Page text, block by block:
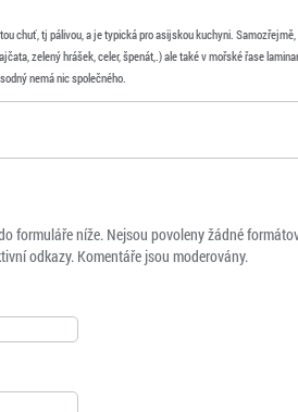
chuť, tj pálivou, a je typická pro asijskou kuchyni.
zelený hrášek, celer, špenát,.) ale také v mořské řase
nemá nic společného.
formuláře níže. Nejsou povoleny žádné
odkazy. Komentáře jsou moderovány.